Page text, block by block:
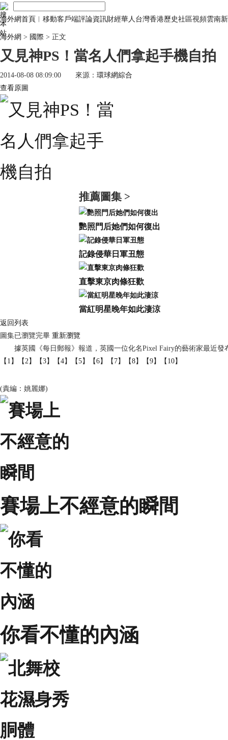
海外網首頁 移動客戶端評論資訊財經華人 台灣香港歷史社區視頻雲南
海外網 > 國際 > 正文
又見神PS！當名人們拿起手機自拍
2014-08-08 08:09:00 來源： 環球網綜合
查看原圖
推薦圖集 >
艷照門后她們如何復出
記錄侵華日軍丑態
直擊東京肉條狂歡
當紅明星晚年如此淒涼
返回列表
圖集已瀏覽完畢 重新瀏覽
據英國《每日郵報》報道，英國一位化名Pixel Fairy的藝術家最近
【1】
【2】 【3】 【4】 【5】 【6】 【7】 【8】 【9】 【10】
(責編：姚麗娜)
賽場上不經意的瞬間
你看不懂的內涵